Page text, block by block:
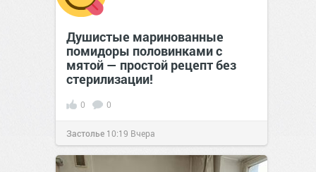
Душистые маринованные
помидоры половинками с
мятой — простой рецепт без
стерилизации!
0 0
Застолье 10:19 Вчера